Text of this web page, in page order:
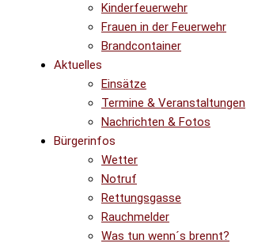
Kinderfeuerwehr
Frauen in der Feuerwehr
Brandcontainer
Aktuelles
Einsätze
Termine & Veranstaltungen
Nachrichten & Fotos
Bürgerinfos
Wetter
Notruf
Rettungsgasse
Rauchmelder
Was tun wenn´s brennt?